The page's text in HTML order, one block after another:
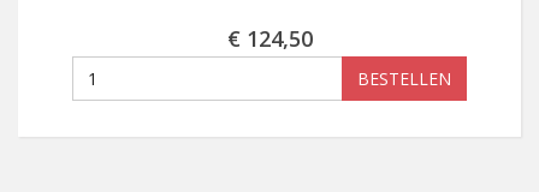
€ 124,50
BESTELLEN